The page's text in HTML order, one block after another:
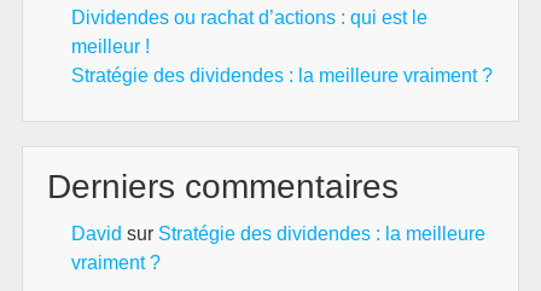
Dividendes ou rachat d’actions : qui est le
meilleur !
Stratégie des dividendes : la meilleure vraiment ?
Derniers commentaires
David sur Stratégie des dividendes : la meilleure
vraiment ?